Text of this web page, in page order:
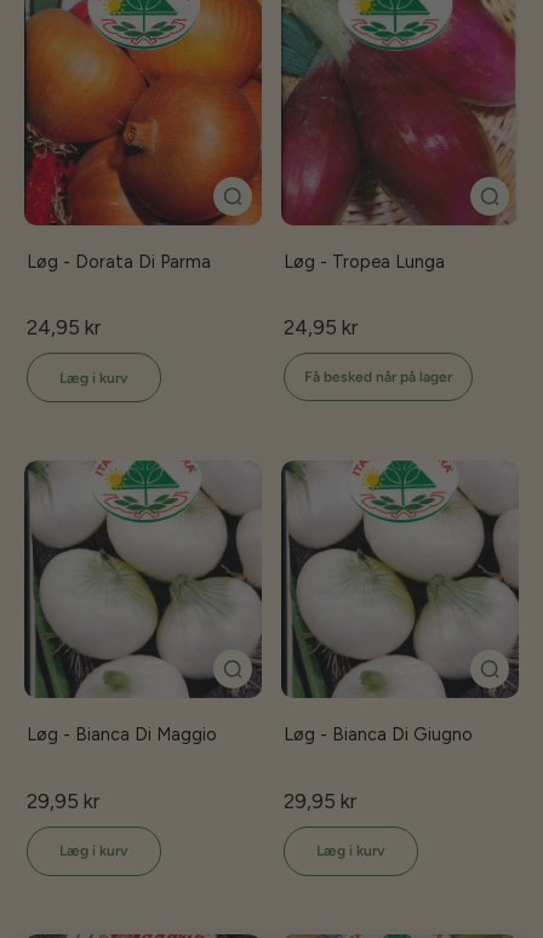
Løg - Dorata Di Parma
24,95 kr
Læg i kurv
Løg - Tropea Lunga
24,95 kr
Få besked når på lager
Løg - Bianca Di Maggio
29,95 kr
Læg i kurv
Løg - Bianca Di Giugno
29,95 kr
Læg i kurv